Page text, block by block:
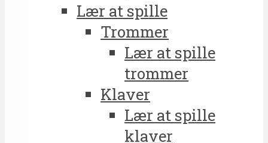
Lær at spille
Trommer
Lær at spille
trommer
Klaver
Lær at spille
klaver